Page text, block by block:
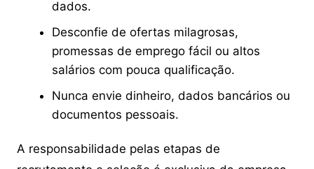
dados.
Desconfie de ofertas milagrosas,
promessas de emprego fácil ou altos
salários com pouca qualificação.
Nunca envie dinheiro, dados bancários ou
documentos pessoais.
A responsabilidade pelas etapas de